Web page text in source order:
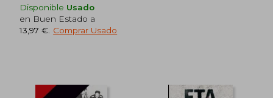
Disponible Usado
en Buen Estado a
13,97 € Comprar Usado